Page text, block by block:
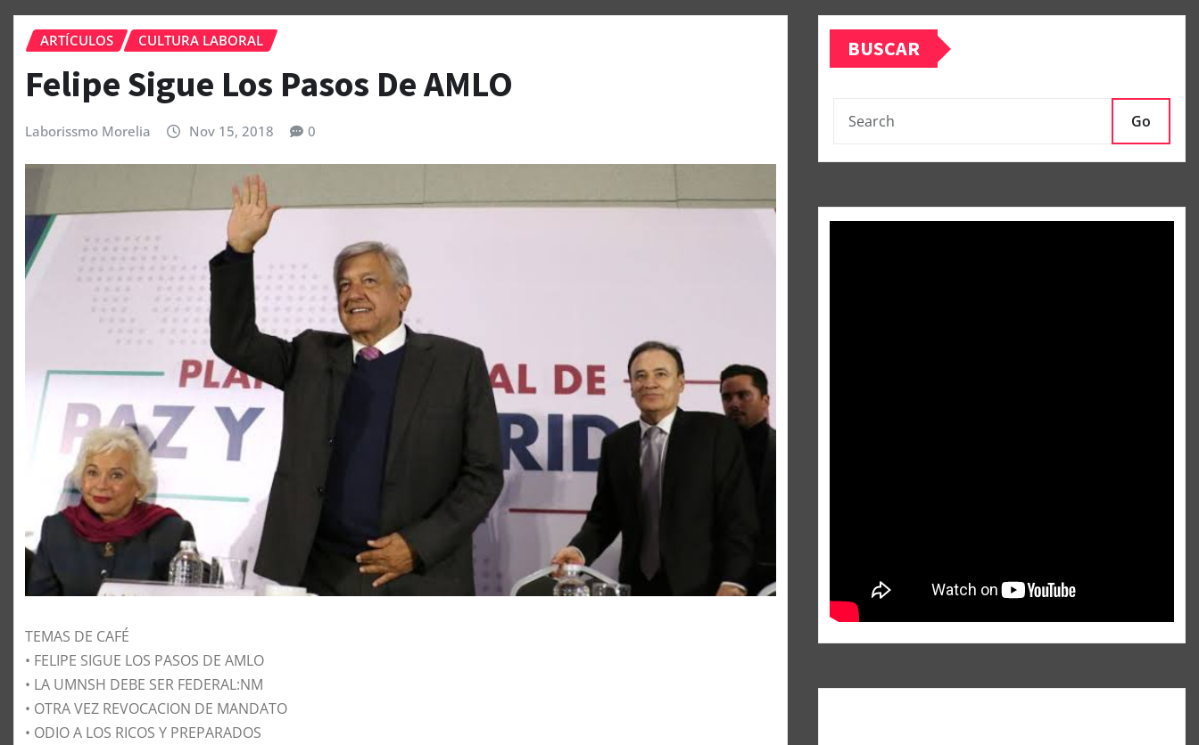
ARTÍCULOS CULTURA LABORAL
Felipe Sigue Los Pasos De AMLO
Laborissmo Morelia Nov 15, 2018 0
TEMAS DE CAFÉ
• FELIPE SIGUE LOS PASOS DE AMLO
• LA UMNSH DEBE SER FEDERAL:NM
• OTRA VEZ REVOCACION DE MANDATO
• ODIO A LOS RICOS Y PREPARADOS
BUSCAR
Go